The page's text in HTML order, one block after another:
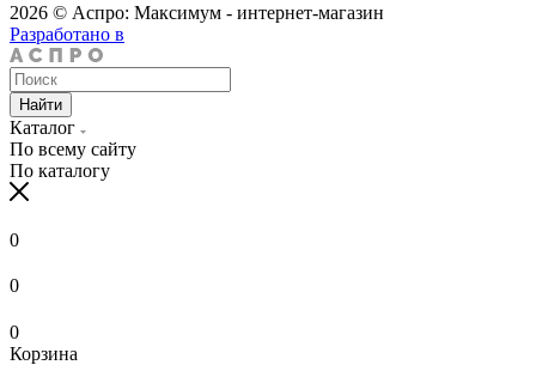
2026 © Аспро: Максимум - интернет-магазин
Разработано в
Найти
Каталог
По всему сайту
По каталогу
0
0
0
Корзина